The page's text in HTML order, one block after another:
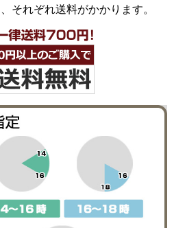
それぞれ送料がかかります。